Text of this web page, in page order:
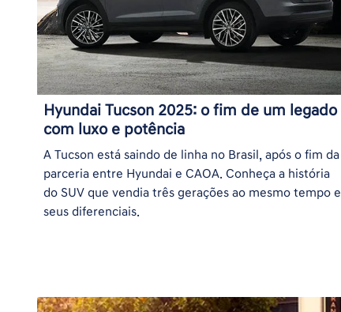
Hyundai Tucson 2025: o fim de um legado
com luxo e potência
A Tucson está saindo de linha no Brasil, após o fim da
parceria entre Hyundai e CAOA. Conheça a história
do SUV que vendia três gerações ao mesmo tempo e
seus diferenciais.